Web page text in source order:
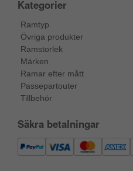
Kategorier
Ramtyp
Övriga produkter
Ramstorlek
Märken
Ramar efter mått
Passepartouter
Tillbehör
Säkra betalningar